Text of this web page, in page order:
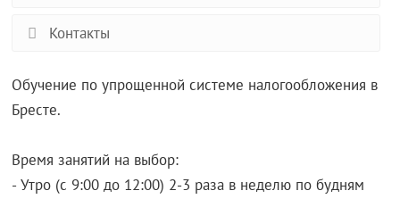
Контакты
Обучение по упрощенной системе налогообложения в
Бресте.
Время занятий на выбор:
- Утро (с 9:00 до 12:00) 2-3 раза в неделю по будням